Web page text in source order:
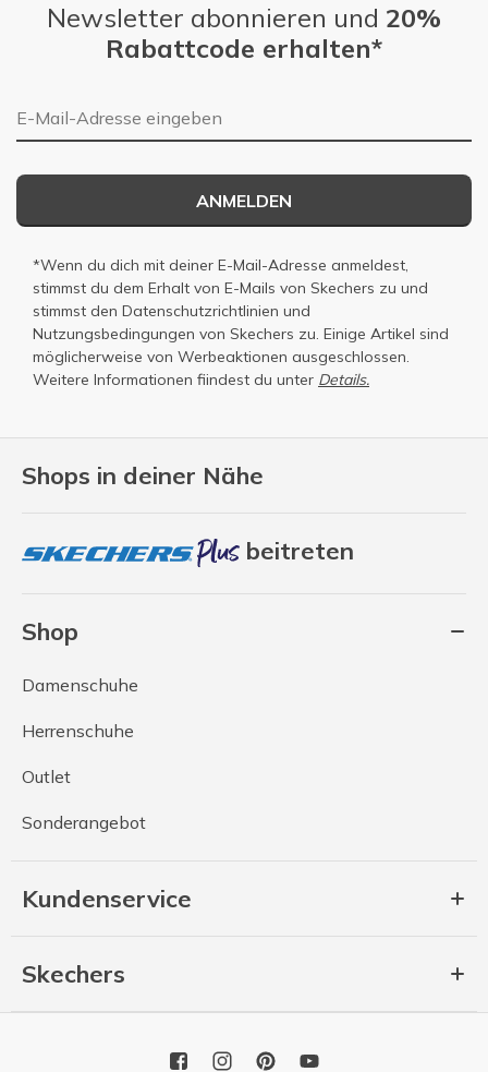
Shops in deiner Nähe
beitreten
Shop
Damenschuhe
Herrenschuhe
Outlet
Sonderangebot
Kundenservice
Skechers
Newsletter abonnieren und 20%
Rabattcode erhalten*
E-Mail-Adresse
ANMELDEN
*Wenn du dich mit deiner E-Mail-Adresse anmeldest,
stimmst du dem Erhalt von E-Mails von Skechers zu und
stimmst den Datenschutzrichtlinien und
Nutzungsbedingungen von Skechers zu. Einige Artikel sind
möglicherweise von Werbeaktionen ausgeschlossen.
Weitere Informationen fiindest du unter Details.